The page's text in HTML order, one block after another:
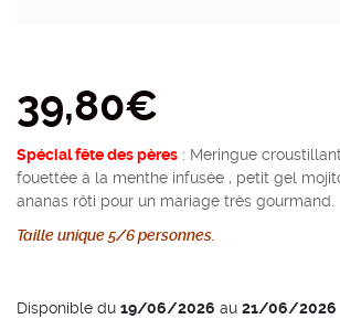
39,80€
Spécial fête des pères : Meringue
fouettée à la menthe infusée , petit gel
ananas rôti pour un mariage très gourmand.
Taille unique 5/6 personnes.
Disponible du 19/06/2026 au 21/06/2026